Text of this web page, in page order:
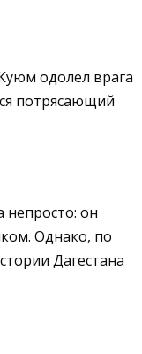
одолел врага
потрясающий
непросто: он
Однако, по
Дагестана